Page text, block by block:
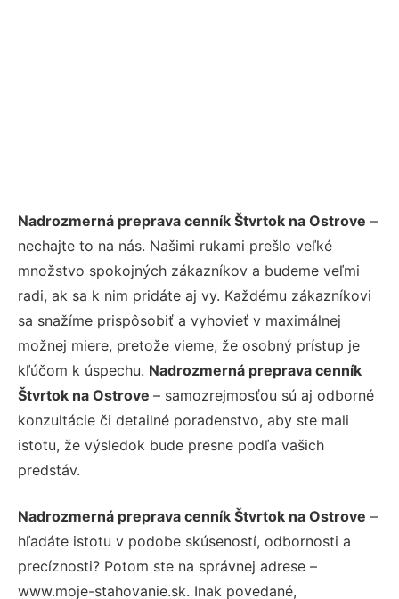
Nadrozmerná preprava cenník Štvrtok na Ostrove –
nechajte to na nás. Našimi rukami prešlo veľké
množstvo spokojných zákazníkov a budeme veľmi
radi, ak sa k nim pridáte aj vy. Každému zákazníkovi
sa snažíme prispôsobiť a vyhovieť v maximálnej
možnej miere, pretože vieme, že osobný prístup je
kľúčom k úspechu. Nadrozmerná preprava cenník
Štvrtok na Ostrove – samozrejmosťou sú aj odborné
konzultácie či detailné poradenstvo, aby ste mali
istotu, že výsledok bude presne podľa vašich
predstáv.
Nadrozmerná preprava cenník Štvrtok na Ostrove –
hľadáte istotu v podobe skúseností, odbornosti a
precíznosti? Potom ste na správnej adrese –
www.moje-stahovanie.sk. Inak povedané,